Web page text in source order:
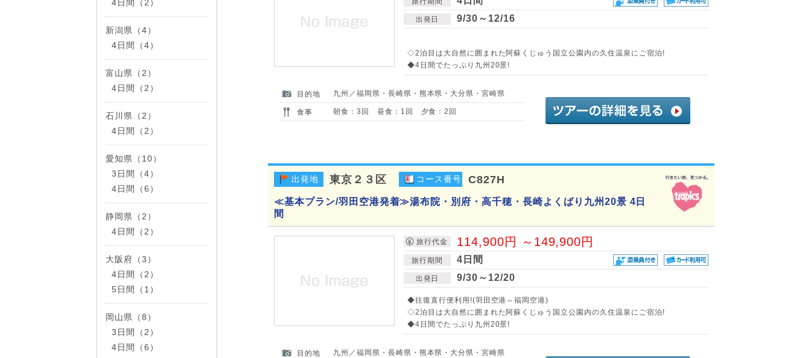
出発日 9/30～12/16
◇2泊目は大自然に囲まれた阿蘇くじゅう国立公園内の久住温泉にご宿泊!
◆4日間でたっぷり九州20景!
目的地 九州／福岡県・長崎県・熊本県・大分県・宮崎県
食事 朝食：3回 昼食：1回 夕食：2回
出発地 東京２３区 コース番号 C827H
≪基本プラン/羽田空港発着≫湯布院・別府・高千穂・長崎よくばり九州20景 4日
間
旅行代金 114,900円 ～149,900円
旅行期間 4日間
出発日 9/30～12/20
◆往復直行便利用!(羽田空港⇔福岡空港)
◇2泊目は大自然に囲まれた阿蘇くじゅう国立公園内の久住温泉にご宿泊!
◆4日間でたっぷり九州20景!
目的地 九州／福岡県・長崎県・熊本県・大分県・宮崎県
4日間（2）
新潟県（4）
4日間（4）
富山県（2）
4日間（2）
石川県（2）
4日間（2）
愛知県（10）
3日間（4）
4日間（6）
静岡県（2）
4日間（2）
大阪府（3）
4日間（2）
5日間（1）
岡山県（8）
3日間（2）
4日間（6）